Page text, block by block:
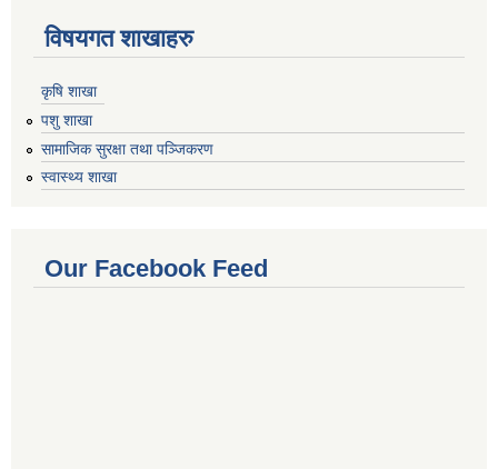
विषयगत शाखाहरु
कृषि शाखा
पशु शाखा
सामाजिक सुरक्षा तथा पञ्जिकरण
स्वास्थ्य शाखा
Our Facebook Feed